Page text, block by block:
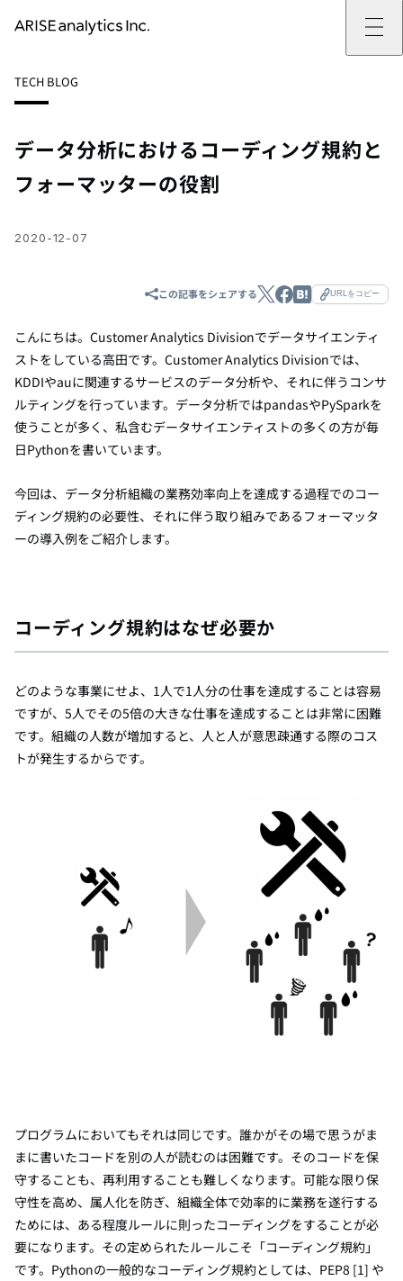
ARISE analyticsとはトップ
ミッション・バリュー
働きがいのある会社づくり
サービス
提供サービストップ
カスタマーサポート改革
ドローン・ビジネス活用
データ・AI人材育成支援
生成AI活用支援
実績
データドリブン改革の推進支援
新規事業の立ち上げ支援
データ分析基盤の構築・活用支援
企業情報
企業情報トップ
会社概要
CEOメッセージ
お問い合わせ
ニュース
ニューストップ
インフォメーション
イベント
技術情報
技術情報トップ
PAPER
採用
新卒採用
数字で見るARISE analytics
TECH BLOG
データ分析におけるコーディング規約と
フォーマッターの役割
2020-12-07
この記事をシェアする URLをコピー
こんにちは。Customer Analytics Divisionでデータサイエンティ
ストをしている高田です。Customer Analytics Divisionでは、
KDDIやauに関連するサービスのデータ分析や、それに伴うコンサ
ルティングを行っています。データ分析ではpandasやPySparkを
使うことが多く、私含むデータサイエンティストの多くの方が毎
日Pythonを書いています。
今回は、データ分析組織の業務効率向上を達成する過程でのコー
ディング規約の必要性、それに伴う取り組みであるフォーマッタ
ーの導入例をご紹介します。
コーディング規約はなぜ必要か
どのような事業にせよ、1人で1人分の仕事を達成することは容易
ですが、5人でその5倍の大きな仕事を達成することは非常に困難
です。組織の人数が増加すると、人と人が意思疎通する際のコス
トが発生するからです。
プログラムにおいてもそれは同じです。誰かがその場で思うがま
まに書いたコードを別の人が読むのは困難です。そのコードを保
守することも、再利用することも難しくなります。可能な限り保
守性を高め、属人化を防ぎ、組織全体で効率的に業務を遂行する
ためには、ある程度ルールに則ったコーディングをすることが必
要になります。その定められたルールこそ「コーディング規約」
です。Pythonの一般的なコーディング規約としては、PEP8 [1] や